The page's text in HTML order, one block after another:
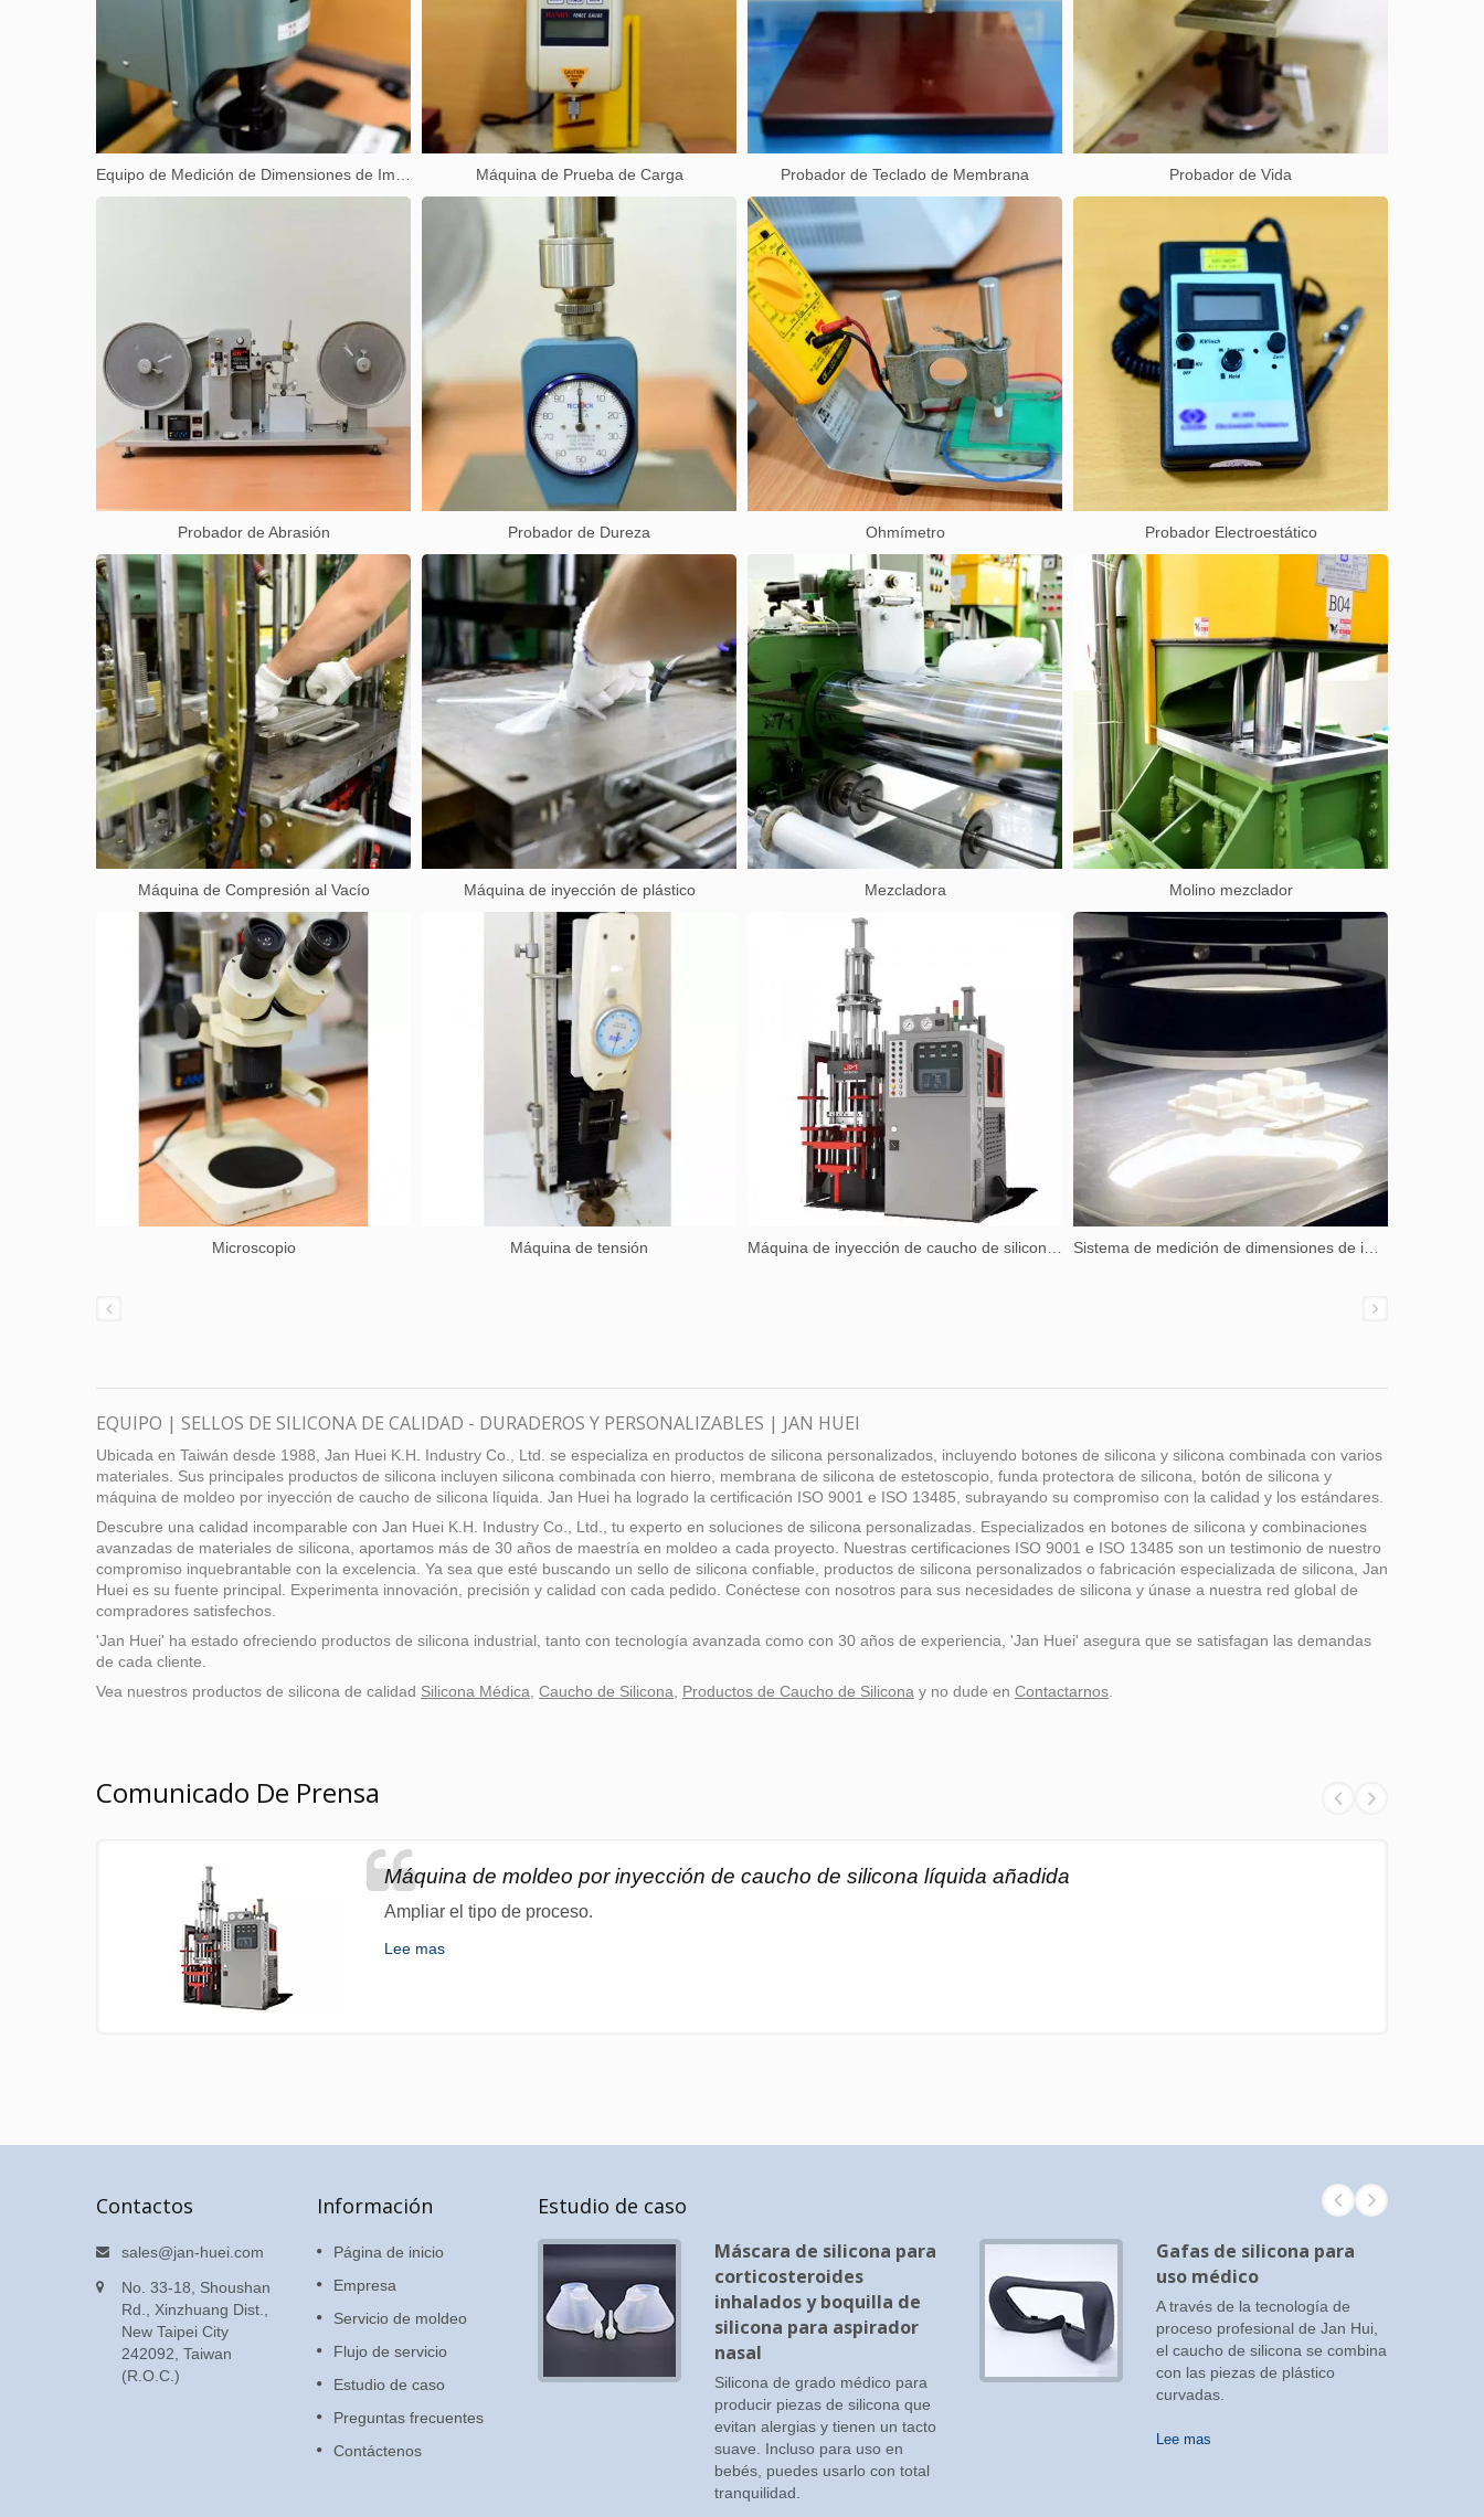
Equipo de Medición de Dimensiones de Imagen 2.5D Máquina de Prueba de Carga Probador de Teclado de Membrana Probador de Vida
Probador de Abrasión Probador de Dureza Ohmímetro Probador Electroestático
Máquina de Compresión al Vacío Máquina de inyección de plástico Mezcladora Molino mezclador
Microscopio Máquina de tensión Máquina de inyección de caucho de silicona líquida Sistema de medición de dimensiones de imagen 2.5D
EQUIPO | SELLOS DE SILICONA DE CALIDAD - DURADEROS Y PERSONALIZABLES | JAN HUEI
Ubicada en Taiwán desde 1988, Jan Huei K.H. Industry Co., Ltd. se especializa en productos de silicona personalizados, incluyendo botones de silicona y silicona combinada con varios
materiales. Sus principales productos de silicona incluyen silicona combinada con hierro, membrana de silicona de estetoscopio, funda protectora de silicona, botón de silicona y
máquina de moldeo por inyección de caucho de silicona líquida. Jan Huei ha logrado la certificación ISO 9001 e ISO 13485, subrayando su compromiso con la calidad y los estándares.
Descubre una calidad incomparable con Jan Huei K.H. Industry Co., Ltd., tu experto en soluciones de silicona personalizadas. Especializados en botones de silicona y combinaciones
avanzadas de materiales de silicona, aportamos más de 30 años de maestría en moldeo a cada proyecto. Nuestras certificaciones ISO 9001 e ISO 13485 son un testimonio de nuestro
compromiso inquebrantable con la excelencia. Ya sea que esté buscando un sello de silicona confiable, productos de silicona personalizados o fabricación especializada de silicona, Jan
Huei es su fuente principal. Experimenta innovación, precisión y calidad con cada pedido. Conéctese con nosotros para sus necesidades de silicona y únase a nuestra red global de
compradores satisfechos.
'Jan Huei' ha estado ofreciendo productos de silicona industrial, tanto con tecnología avanzada como con 30 años de experiencia, 'Jan Huei' asegura que se satisfagan las demandas
de cada cliente.
Vea nuestros productos de silicona de calidad Silicona Médica, Caucho de Silicona, Productos de Caucho de Silicona y no dude en Contactarnos.
Comunicado De Prensa
Máquina de moldeo por inyección de caucho de silicona líquida añadida
Ampliar el tipo de proceso.
Lee mas
Contactos
sales@jan-huei.com
No. 33-18, Shoushan
Rd., Xinzhuang Dist.,
New Taipei City
242092, Taiwan
(R.O.C.)
Información
Página de inicio
Empresa
Servicio de moldeo
Flujo de servicio
Estudio de caso
Preguntas frecuentes
Contáctenos
Estudio de caso
Correa de silicona
La parte más difícil es lograr el
marco de PC de una sola vez sin
daños.
Lee mas
Máscara de silicona para
corticosteroides
inhalados y boquilla de
silicona para aspirador
nasal
Silicona de grado médico para
producir piezas de silicona que
evitan alergias y tienen un tacto
suave. Incluso para uso en
bebés, puedes usarlo con total
tranquilidad.
Gafas de silicona para
uso médico
A través de la tecnología de
proceso profesional de Jan Hui,
el caucho de silicona se combina
con las piezas de plástico
curvadas.
Lee mas